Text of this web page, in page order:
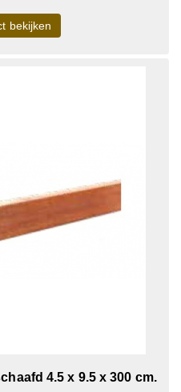
bekijken
4.5 x 9.5 x 300 cm.